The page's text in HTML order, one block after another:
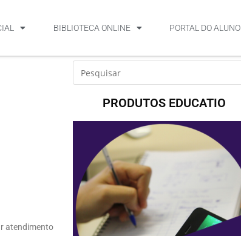
BIBLIOTECA ONLINE PORTAL DO ALUNO
atendimento
PRODUTOS EDUCATIO